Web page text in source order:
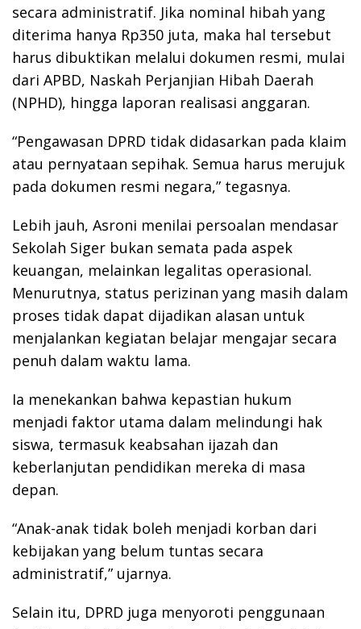
secara administratif. Jika nominal hibah yang
diterima hanya Rp350 juta, maka hal tersebut
harus dibuktikan melalui dokumen resmi, mulai
dari APBD, Naskah Perjanjian Hibah Daerah
(NPHD), hingga laporan realisasi anggaran.
“Pengawasan DPRD tidak didasarkan pada klaim
atau pernyataan sepihak. Semua harus merujuk
pada dokumen resmi negara,” tegasnya.
Lebih jauh, Asroni menilai persoalan mendasar
Sekolah Siger bukan semata pada aspek
keuangan, melainkan legalitas operasional.
Menurutnya, status perizinan yang masih dalam
proses tidak dapat dijadikan alasan untuk
menjalankan kegiatan belajar mengajar secara
penuh dalam waktu lama.
Ia menekankan bahwa kepastian hukum
menjadi faktor utama dalam melindungi hak
siswa, termasuk keabsahan ijazah dan
keberlanjutan pendidikan mereka di masa
depan.
“Anak-anak tidak boleh menjadi korban dari
kebijakan yang belum tuntas secara
administratif,” ujarnya.
Selain itu, DPRD juga menyoroti penggunaan